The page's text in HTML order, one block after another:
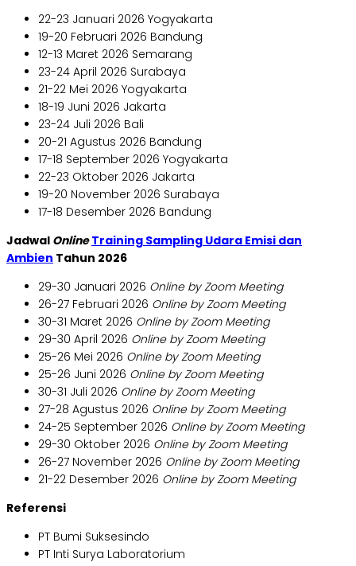
22-23 Januari 2026 Yogyakarta
19-20 Februari 2026 Bandung
12-13 Maret 2026 Semarang
23-24 April 2026 Surabaya
21-22 Mei 2026 Yogyakarta
18-19 Juni 2026 Jakarta
23-24 Juli 2026 Bali
20-21 Agustus 2026 Bandung
17-18 September 2026 Yogyakarta
22-23 Oktober 2026 Jakarta
19-20 November 2026 Surabaya
17-18 Desember 2026 Bandung
Jadwal OnlineTraining Sampling Udara Emisi dan
Ambien Tahun 2026
29-30 Januari 2026 Online by Zoom Meeting
26-27 Februari 2026 Online by Zoom Meeting
30-31 Maret 2026 Online by Zoom Meeting
29-30 April 2026 Online by Zoom Meeting
25-26 Mei 2026 Online by Zoom Meeting
25-26 Juni 2026 Online by Zoom Meeting
30-31 Juli 2026 Online by Zoom Meeting
27-28 Agustus 2026 Online by Zoom Meeting
24-25 September 2026 Online by Zoom Meeting
29-30 Oktober 2026 Online by Zoom Meeting
26-27 November 2026 Online by Zoom Meeting
21-22 Desember 2026 Online by Zoom Meeting
Referensi
PT Bumi Suksesindo
PT Inti Surya Laboratorium